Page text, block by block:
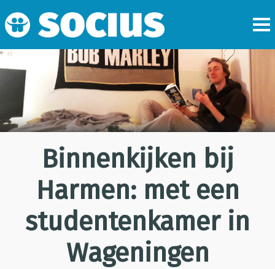
Binnenkijken bij
Harmen: met een
studentenkamer in
Wageningen